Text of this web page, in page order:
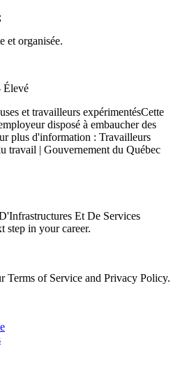
et organisée.
Élevé
et travailleurs expérimentésCette
disposé à embaucher des
plus d'information : Travailleurs
travail | Gouvernement du Québec
Et De Services
step in your career.
Terms of Service and Privacy Policy.